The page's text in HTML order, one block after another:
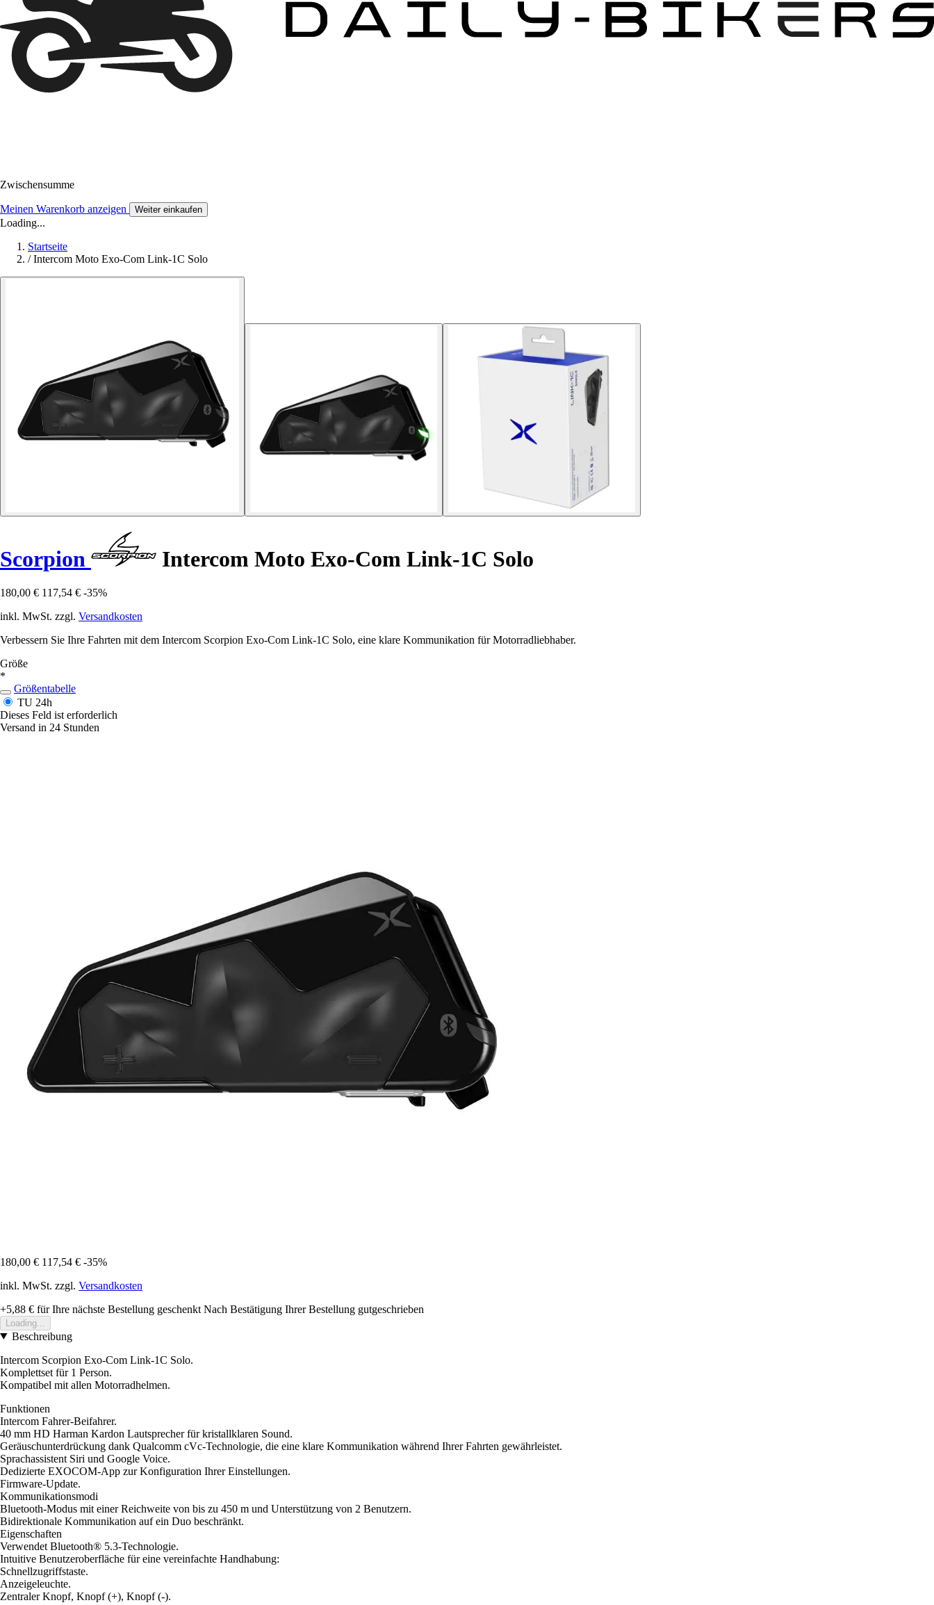
Zwischensumme
Meinen Warenkorb anzeigen Weiter einkaufen
Loading...
Startseite
/ Intercom Moto Exo-Com Link-1C Solo
Scorpion Intercom Moto Exo-Com Link-1C Solo
180,00 € 117,54 € -35%
inkl. MwSt. zzgl. Versandkosten
Verbessern Sie Ihre Fahrten mit dem Intercom Scorpion Exo-Com Link-1C Solo, eine klare Kommunikation für Motorradliebhaber.
Größe
*
Größentabelle
TU 24h
Dieses Feld ist erforderlich
Versand in 24 Stunden
180,00 € 117,54 € -35%
inkl. MwSt. zzgl. Versandkosten
+5,88 € für Ihre nächste Bestellung geschenkt Nach Bestätigung Ihrer Bestellung gutgeschrieben
Loading...
Beschreibung
Intercom Scorpion Exo-Com Link-1C Solo.
Komplettset für 1 Person.
Kompatibel mit allen Motorradhelmen.
Funktionen
Intercom Fahrer-Beifahrer.
40 mm HD Harman Kardon Lautsprecher für kristallklaren Sound.
Geräuschunterdrückung dank Qualcomm cVc-Technologie, die eine klare Kommunikation während Ihrer Fahrten gewährleistet.
Sprachassistent Siri und Google Voice.
Dedizierte EXOCOM-App zur Konfiguration Ihrer Einstellungen.
Firmware-Update.
Kommunikationsmodi
Bluetooth-Modus mit einer Reichweite von bis zu 450 m und Unterstützung von 2 Benutzern.
Bidirektionale Kommunikation auf ein Duo beschränkt.
Eigenschaften
Verwendet Bluetooth® 5.3-Technologie.
Intuitive Benutzeroberfläche für eine vereinfachte Handhabung:
Schnellzugriffstaste.
Anzeigeleuchte.
Zentraler Knopf, Knopf (+), Knopf (-).